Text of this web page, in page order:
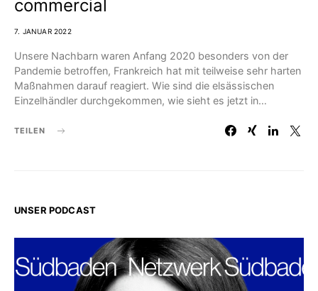
commercial
7. JANUAR 2022
Unsere Nachbarn waren Anfang 2020 besonders von der
Pandemie betroffen, Frankreich hat mit teilweise sehr harten
Maßnahmen darauf reagiert. Wie sind die elsässischen
Einzelhändler durchgekommen, wie sieht es jetzt in…
TEILEN
UNSER PODCAST